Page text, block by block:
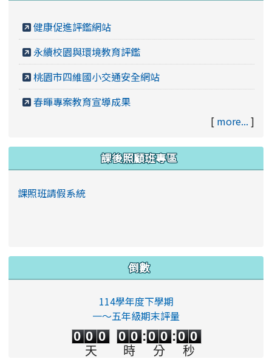
健康促進評鑑網站
永續校園與環境教育評鑑
桃園市四維國小交通安全網站
春暉專案教育宣導成果
[ more... ]
課後照顧班專區
課照班請假系統
倒數
114學年度下學期
一～五年級期末評量
0 0 0
天
0
0
0
0
時
:
0
0
0
0
分
:
0
0 0
秒